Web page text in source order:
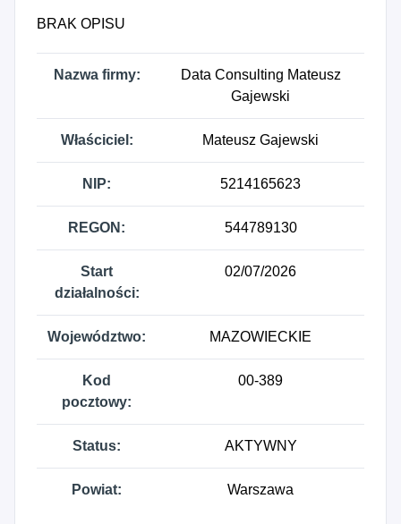
BRAK OPISU
Nazwa firmy:
Data Consulting Mateusz
Gajewski
Właściciel: Mateusz Gajewski
NIP: 5214165623
REGON: 544789130
Start
działalności:
02/07/2026
Województwo: MAZOWIECKIE
Kod
pocztowy:
00-389
Status: AKTYWNY
Powiat: Warszawa